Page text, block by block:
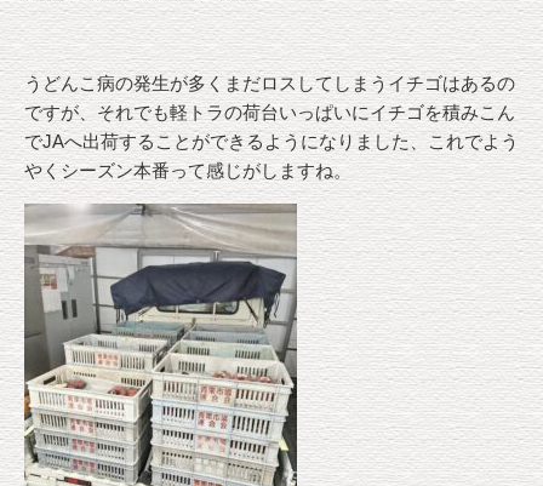
うどんこ病の発生が多くまだロスしてしまうイチゴはあるの
ですが、それでも軽トラの荷台いっぱいにイチゴを積みこん
でJAへ出荷することができるようになりました、これでよう
やくシーズン本番って感じがしますね。